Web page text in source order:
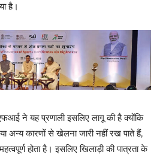
है।
ने यह प्रणाली इसलिए लागू की है क्योंकि
अन्य कारणों से खेलना जारी नहीं रख पाते हैं,
होता है। इसलिए खिलाड़ी की पात्रता के